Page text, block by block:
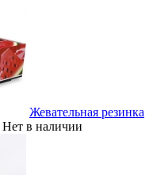
Жевательная резинка
Нет в наличии